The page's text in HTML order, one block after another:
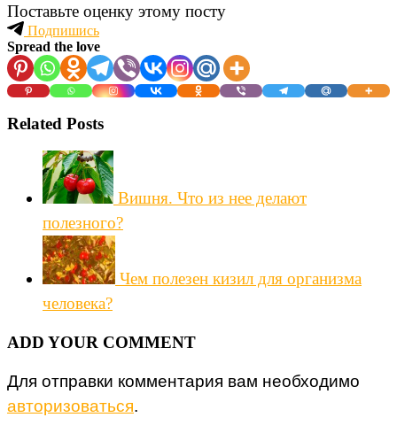
Поставьте оценку этому посту
Подпишись
Spread the love
Related Posts
Вишня. Что из нее делают
полезного?
Чем полезен кизил для организма
человека?
ADD YOUR COMMENT
Для отправки комментария вам необходимо
авторизоваться.